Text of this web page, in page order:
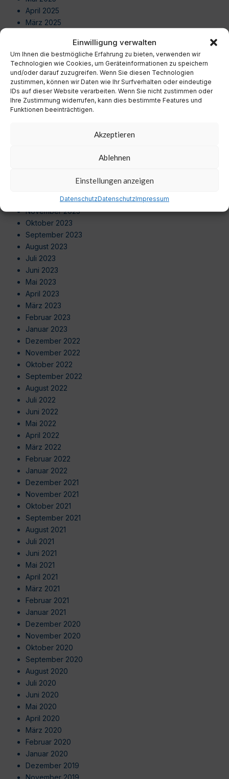
Einwilligung verwalten
Um Ihnen die bestmögliche Erfahrung zu bieten, verwenden wir
Technologien wie Cookies, um Geräteinformationen zu speichern
und/oder darauf zuzugreifen. Wenn Sie diesen Technologien
zustimmen, können wir Daten wie Ihr Surfverhalten oder eindeutige
IDs auf dieser Website verarbeiten. Wenn Sie nicht zustimmen oder
Ihre Zustimmung widerrufen, kann dies bestimmte Features und
Funktionen beeinträchtigen.
Akzeptieren
Ablehnen
Einstellungen anzeigen
DatenschutzDatenschutzImpressum
April 2025
März 2025
Dezember 2024
November 2024
Oktober 2024
September 2024
August 2024
Dezember 2023
November 2023
Oktober 2023
September 2023
August 2023
Juli 2023
Juni 2023
Mai 2023
April 2023
März 2023
Februar 2023
Januar 2023
Dezember 2022
November 2022
Oktober 2022
September 2022
August 2022
Juli 2022
Juni 2022
Mai 2022
April 2022
März 2022
Februar 2022
Januar 2022
Dezember 2021
November 2021
Oktober 2021
September 2021
August 2021
Juli 2021
Juni 2021
Mai 2021
April 2021
März 2021
Februar 2021
Januar 2021
Dezember 2020
November 2020
Oktober 2020
September 2020
August 2020
Juli 2020
Juni 2020
Mai 2020
April 2020
März 2020
Februar 2020
Januar 2020
Dezember 2019
November 2019